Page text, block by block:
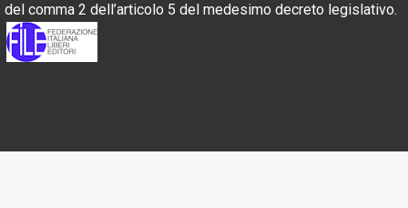
del comma 2 dell’articolo 5 del medesimo decreto legislativo.